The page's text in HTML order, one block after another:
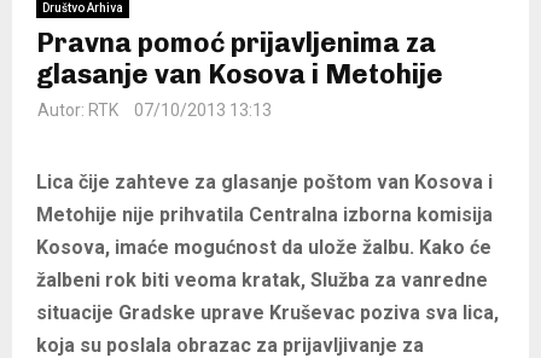
Društvo Arhiva
Pravna pomoć prijavljenima za
glasanje van Kosova i Metohije
Autor: RTK 07/10/2013 13:13
Lica čije zahteve za glasanje poštom van Kosova i
Metohije nije prihvatila Centralna izborna komisija
Kosova, imaće mogućnost da ulože žalbu. Kako će
žalbeni rok biti veoma kratak, Služba za vanredne
situacije Gradske uprave Kruševac poziva sva lica,
koja su poslala obrazac za prijavljivanje za